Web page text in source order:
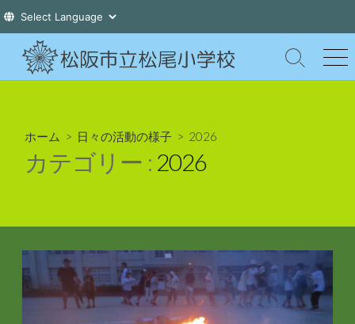
テ
検
索
メ
ニ
ホーム > 日々の活動の様子 > 2026
カテゴリー : 2026